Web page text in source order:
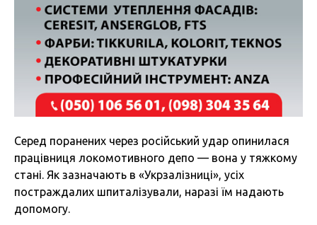
Серед поранених через російський удар опинилася
працівниця локомотивного депо — вона у тяжкому
стані. Як зазначають в «Укрзалізниці», усіх
постраждалих шпиталізували, наразі їм надають
допомогу.